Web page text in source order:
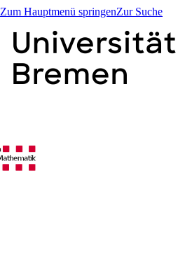
Zum Hauptmenü springenZur Suche